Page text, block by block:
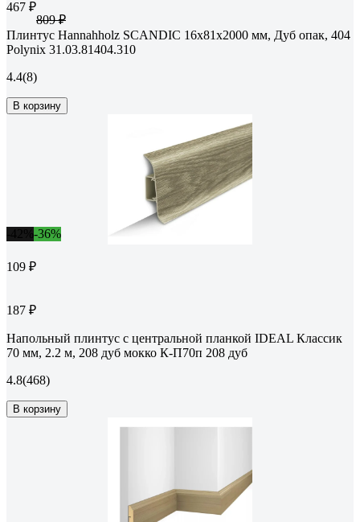
467 ₽
809 ₽
Плинтус Hannahholz SCANDIC 16x81x2000 мм, Дуб опак, 404
Polynix 31.03.81404.310
4.4(8)
В корзину
-36%
109 ₽
187 ₽
Напольный плинтус с центральной планкой IDEAL Классик
70 мм, 2.2 м, 208 дуб мокко К-П70п 208 дуб
4.8(468)
В корзину